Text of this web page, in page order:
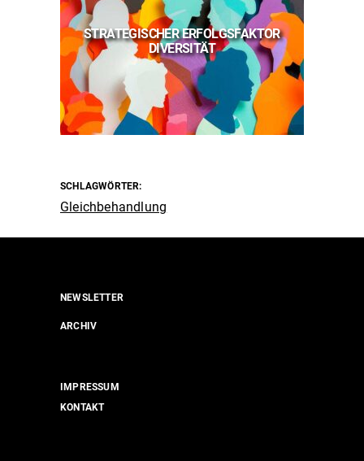
STRATEGISCHER ERFOLGSFAKTOR
DIVERSITÄT
SCHLAGWÖRTER:
Gleichbehandlung
NEWSLETTER
ARCHIV
IMPRESSUM
KONTAKT